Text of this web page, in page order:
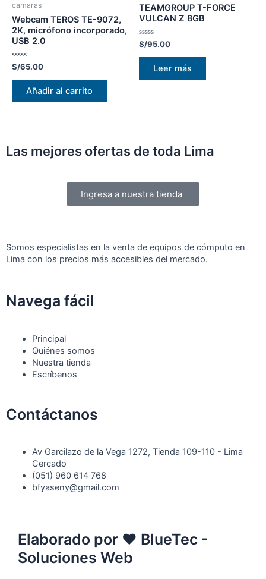
camaras
Webcam TEROS TE-9072,
2K, micrófono incorporado,
USB 2.0
Valorado
con
0
S/65.00
Añadir al carrito
TEAMGROUP T-FORCE
VULCAN Z 8GB
Valorado
con
0
S/95.00
Leer más
Las mejores ofertas de toda Lima
Ingresa a nuestra tienda
Somos especialistas en la venta de equipos de cómputo en
Lima con los precios más accesibles del mercado.
Navega fácil
Principal
Quiénes somos
Nuestra tienda
Escríbenos
Contáctanos
Av Garcilazo de la Vega 1272, Tienda 109-110 - Lima
Cercado
(051) 960 614 768
bfyaseny@gmail.com
Elaborado por ♥ BlueTec -
Soluciones Web